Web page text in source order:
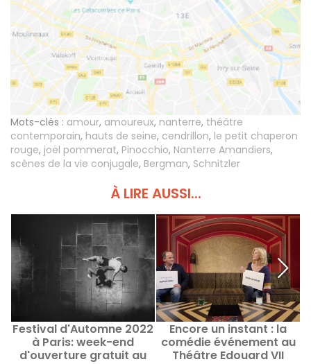
Mots-clés : amour, amoureux, nanterre, théâtre
contemporain, hauts de seine, cendrillon, le petit chaperon
rouge, joël pommerat, Pinocchio, Nanterre Amandiers,
scènes de la vie conjugale, Bergman, Schnitzler
À LIRE AUSSI...
Festival d'Automne 2022
à Paris: week-end
d'ouverture gratuit au
Encore un instant : la
comédie événement au
Théâtre Edouard VII